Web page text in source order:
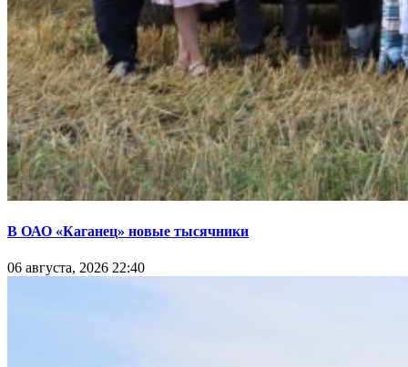
В ОАО «Каганец» новые тысячники
06 августа, 2026 22:40